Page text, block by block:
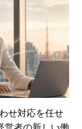
せ対応を任せ